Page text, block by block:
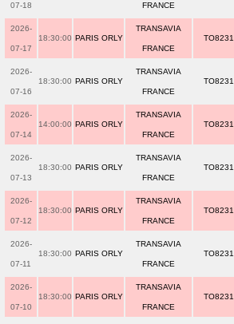
07-18 FRANCE
2026-
07-17
18:30:00 PARIS ORLY
TRANSAVIA
FRANCE
TO8231
2026-
07-16
18:30:00 PARIS ORLY
TRANSAVIA
FRANCE
TO8231
2026-
07-14
14:00:00 PARIS ORLY
TRANSAVIA
FRANCE
TO8231
2026-
07-13
18:30:00 PARIS ORLY
TRANSAVIA
FRANCE
TO8231
2026-
07-12
18:30:00 PARIS ORLY
TRANSAVIA
FRANCE
TO8231
2026-
07-11
18:30:00 PARIS ORLY
TRANSAVIA
FRANCE
TO8231
2026-
07-10
18:30:00 PARIS ORLY
TRANSAVIA
FRANCE
TO8231